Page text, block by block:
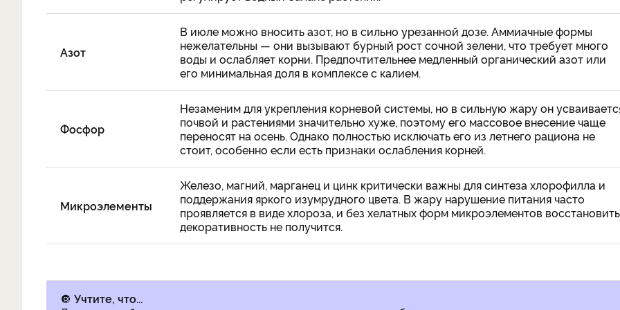
Азот
В июле можно вносить азот, но в сильно урезанной дозе. Аммиачные формы
нежелательны — они вызывают бурный рост сочной зелени, что требует много
воды и ослабляет корни. Предпочтительнее медленный органический азот или
его минимальная доля в комплексе с калием.
Фосфор
Незаменим для укрепления корневой системы, но в сильную жару он
почвой и растениями значительно хуже, поэтому его массовое внесение чаще
переносят на осень. Однако полностью исключать его из летнего рациона не
стоит, особенно если есть признаки ослабления корней.
Микроэлементы
Железо, магний, марганец и цинк критически важны для синтеза хлорофилла и
поддержания яркого изумрудного цвета. В жару нарушение питания часто
проявляется в виде хлороза, и без хелатных форм микроэлементов восстановить
декоративность не получится.
🔘 Учтите, что...